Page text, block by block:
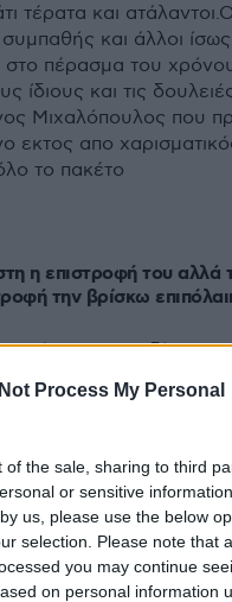
Process My Personal
of the sale, sharing to third
or sensitive
us, please use the below
selection. Please note that
you may continue
on personal information
τέρατα και
και άλλοι ίσως
πέρασμα του
ίδιους και τις
Μιχαλόπουλος που
εκτος απο
το πακέτο
η επιστροφή του αλλά
την βρίσκω
και κωμωδίες και
ερμηνείες σαν
στο Για μια
και σαν πλοίαρχος
έχει να δεχτεί να
διασκευή ξένης
έχουν πει ακριβώς για
θέμα δεν νομίζω πως
εποχή της